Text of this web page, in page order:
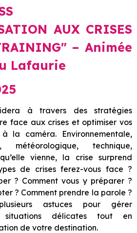
AUX CRISES
– Animée
Lafaurie
à travers des stratégies
face aux crises et optimiser vos
la caméra. Environnementale,
météorologique, technique,
vienne, la crise surprend
de crises ferez-vous face ?
? Comment vous y préparer ?
? Comment prendre la parole ?
astuces pour gérer
situations délicates tout en
de votre destination.